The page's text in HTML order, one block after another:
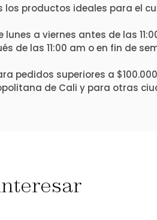
los productos ideales para el
lunes a viernes antes de las
de las 11:00 am o en fin de
pedidos superiores a $100.000
de Cali y para otras